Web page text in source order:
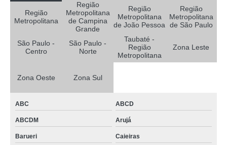
Região
Metropolitana
Região
Metropolitana
de Campina
Grande
Região
Metropolitana
de João Pessoa
Região
Metropolitana
de São Paulo
São Paulo -
Centro
São Paulo -
Norte
Taubaté -
Região
Metropolitana
Zona Leste
Zona Oeste Zona Sul
ABC ABCD
ABCDM Arujá
Barueri Caieiras